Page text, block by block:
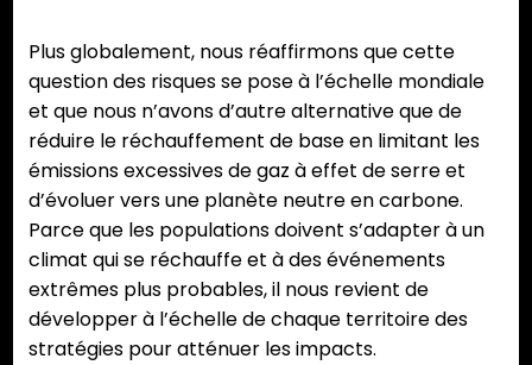
Plus globalement, nous réaffirmons que cette
question des risques se pose à l’échelle mondiale
et que nous n’avons d’autre alternative que de
réduire le réchauffement de base en limitant les
émissions excessives de gaz à effet de serre et
d’évoluer vers une planète neutre en carbone.
Parce que les populations doivent s’adapter à un
climat qui se réchauffe et à des événements
extrêmes plus probables, il nous revient de
développer à l’échelle de chaque territoire des
stratégies pour atténuer les impacts.